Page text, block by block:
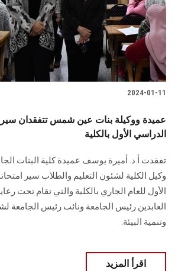
2024-01-11
عميدة ووكيلة بنات عين شمس تتفقدان سير
الدراسي الأول بالكلية
تفقدت أ.د. أميرة يوسف عميدة كلية البنات
وكيل الكلية لشئون التعليم والطلاب سير
الأول للعام الجاري بالكلية والتي تقام تحت
العابدين رئيس ‏الجامعة ونائب رئيس الجامعة
وتنمية البيئة‎.‎
اقرأ المزيد